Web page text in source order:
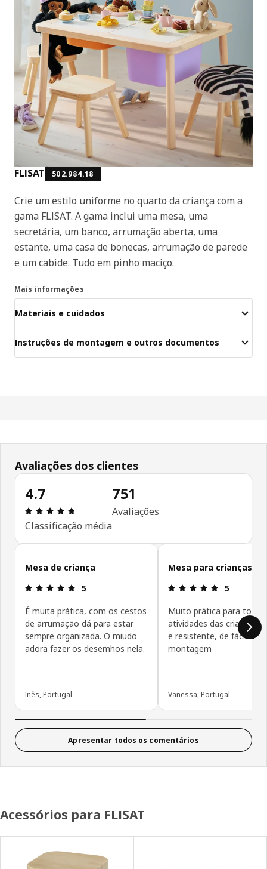
FLISAT 502.984.18
Crie um estilo uniforme no quarto da criança com a
gama FLISAT. A gama inclui uma mesa, uma
secretária, um banco, arrumação aberta, uma
estante, uma casa de bonecas, arrumação de parede
e um cabide. Tudo em pinho maciço.
Mais informações
Materiais e cuidados
Instruções de montagem e outros documentos
Avaliações dos clientes
4.7
Avaliações: 4.7 de 5 estrelas. Total de
Classificação média
751
Avaliações
Ignorar avaliações de cliente
Mesa de criança
Avaliações: 5 de 5 estrelas.
5
É muita prática, com os cestos
de arrumação dá para estar
sempre organizada. O miudo
adora fazer os desemhos nela.
Inês, Portugal
Mesa para crianças
5
Muito prática para todas
atividades das crianças,
e resistente, de fácil
montagem
Vanessa, Portugal
Apresentar todos os comentários
Acessórios para FLISAT